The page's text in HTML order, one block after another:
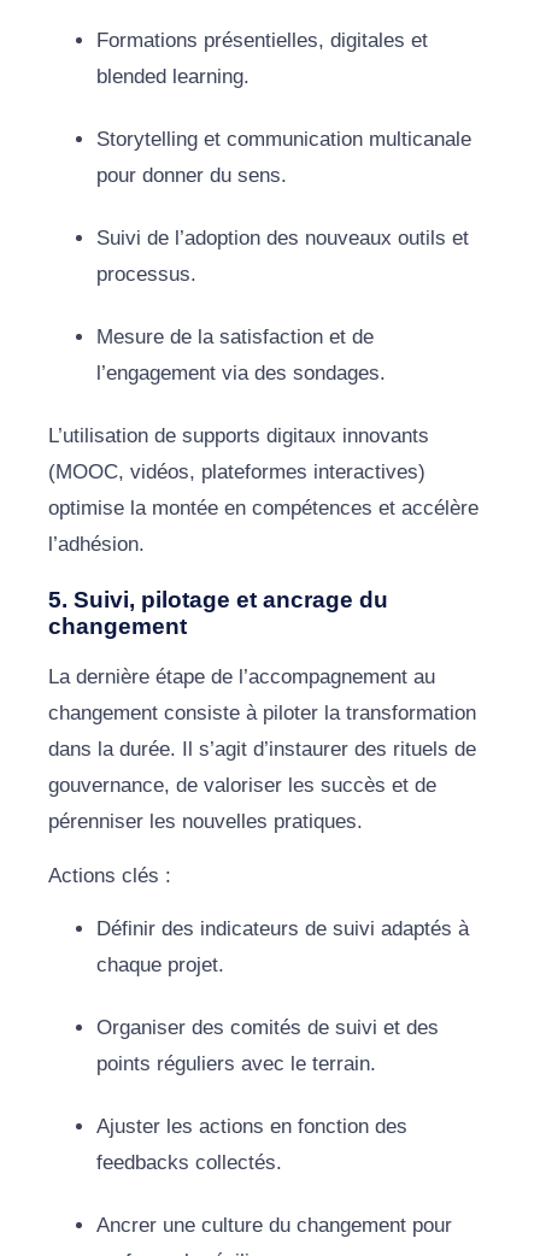
Formations présentielles, digitales et
blended learning.
Storytelling et communication multicanale
pour donner du sens.
Suivi de l’adoption des nouveaux outils et
processus.
Mesure de la satisfaction et de
l’engagement via des sondages.
L’utilisation de supports digitaux innovants
(MOOC, vidéos, plateformes interactives)
optimise la montée en compétences et accélère
l’adhésion.
5. Suivi, pilotage et ancrage du
changement
La dernière étape de l’accompagnement au
changement consiste à piloter la transformation
dans la durée. Il s’agit d’instaurer des rituels de
gouvernance, de valoriser les succès et de
pérenniser les nouvelles pratiques.
Actions clés :
Définir des indicateurs de suivi adaptés à
chaque projet.
Organiser des comités de suivi et des
points réguliers avec le terrain.
Ajuster les actions en fonction des
feedbacks collectés.
Ancrer une culture du changement pour